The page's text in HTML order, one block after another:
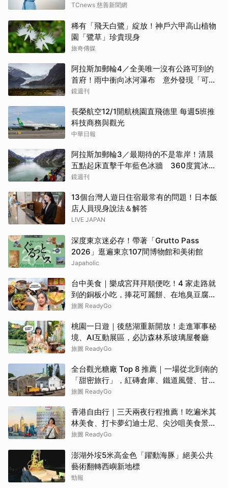
TCnews 慈善新聞網
稀有「飛天白鷺」綻放！神戶六甲高山植物
園「鷺草」珍貴現身
旅奇傳媒
阿拉斯加郵輪4／全美唯一沒有公路可到的
首府！雨中衝向冰河瀑布 意外發現「可講
價」的質感紀念品
鏡週刊
長榮航空12/1開航桃園直飛德里 每週5班推
科技商務與觀光
中華日報
阿拉斯加郵輪3／最期待的不是靠岸！清晨
五點起床直擊千年藍色冰牆 360度賞冰川
太療癒
鏡週刊
13個台灣人遊日住宿最常有的問題！日本飯
店人員現身說法＆解答
LIVE JAPAN
深度東京迷必存！帶著「Grutto Pass
2026」逛遍東京107間博物館和美術館
Japaholic
台中美食｜樂成宮拜拜順便吃！4 家走路就
到的銅板小吃，捧花可麗餅、在地臭豆腐、
烤甜甜圈一次收
旅圖 ReadyGo
桃園一日遊｜後慈湖重新開放！走進軍事秘
境、AI互動展區，必訪森林系玻璃屋餐廳
旅圖 ReadyGo
全台觀光糖廠 Top 8 推薦｜一場從北到南的
「甜密旅行」，紅磚倉庫、鐵道風聲、甘蔗
香氣交織！
旅圖 ReadyGo
香港自由行｜三天兩夜行程推薦！吃遍米其
林美食、打卡夢幻迪士尼、尖沙咀美食景點
全攻略
旅圖 ReadyGo
澎湖外垵5米高金色「躍動海豚」絕美公共
藝術翻轉西嶼新地標
勁報